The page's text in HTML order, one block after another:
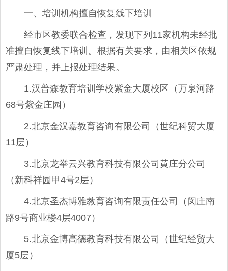
一、培训机构擅自恢复线下培训
经市区教委联合检查，发现下列11家机构未经批
准擅自恢复线下培训。根据有关要求，由相关区依规
严肃处理，并上报处理结果。
1.汉普森教育培训学校紫金大厦校区（万泉河路
68号紫金庄园）
2.北京金汉嘉教育咨询有限公司（世纪科贸大厦
11层）
3.北京龙举云兴教育科技有限公司黄庄分公司
（新科祥园甲4号2层）
4.北京圣杰博雅教育咨询有限责任公司（闵庄南
路9号商业楼4层4007）
5.北京金博高德教育科技有限公司（世纪经贸大
厦5层）